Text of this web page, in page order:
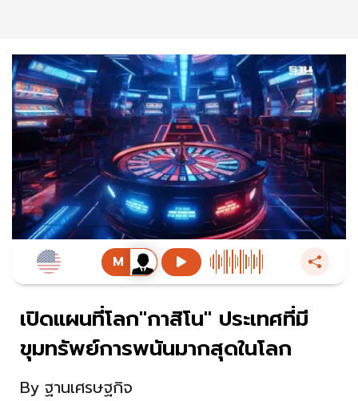
เปิดแผนที่โลก"กาสิโน" ประเทศที่มี
ขุมทรัพย์การพนันมากสุดในโลก
By ฐานเศรษฐกิจ